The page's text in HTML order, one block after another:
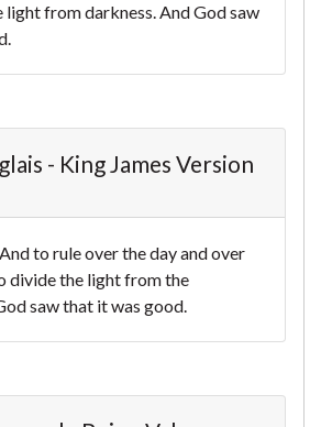
light from darkness. And God saw
- King James Version
And to rule over the day and over
divide the light from the
saw that it was good.